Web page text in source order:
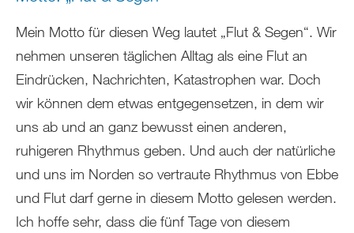
Mein Motto für diesen Weg lautet „Flut & Segen“. Wir
nehmen unseren täglichen Alltag als eine Flut an
Eindrücken, Nachrichten, Katastrophen war. Doch
wir können dem etwas entgegensetzen, in dem wir
uns ab und an ganz bewusst einen anderen,
ruhigeren Rhythmus geben. Und auch der natürliche
und uns im Norden so vertraute Rhythmus von Ebbe
und Flut darf gerne in diesem Motto gelesen werden.
Ich hoffe sehr, dass die fünf Tage von diesem